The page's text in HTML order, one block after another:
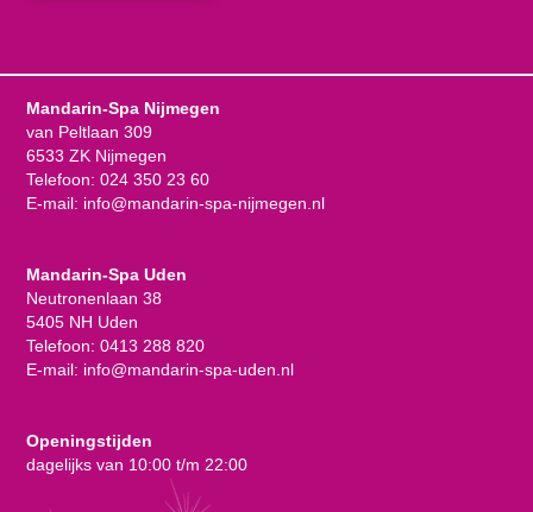
Mandarin-Spa Nijmegen
van Peltlaan 309
6533 ZK Nijmegen
Telefoon: 024 350 23 60
E-mail: info@mandarin-spa-nijmegen.nl
Mandarin-Spa Uden
Neutronenlaan 38
5405 NH Uden
Telefoon: 0413 288 820
E-mail: info@mandarin-spa-uden.nl
Openingstijden
dagelijks van 10:00 t/m 22:00